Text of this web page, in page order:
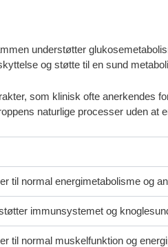
understøtter
og støtte til en sund
som klinisk ofte anerkendes
naturlige processer uden at
til normal energimetabolisme og
immunsystemet og
til normal muskelfunktion og